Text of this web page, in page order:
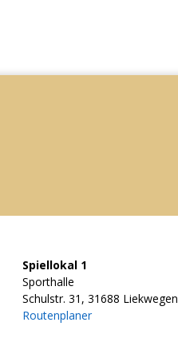
Spiellokal 1
Sporthalle
Schulstr. 31, 31688 Liekwegen
Routenplaner